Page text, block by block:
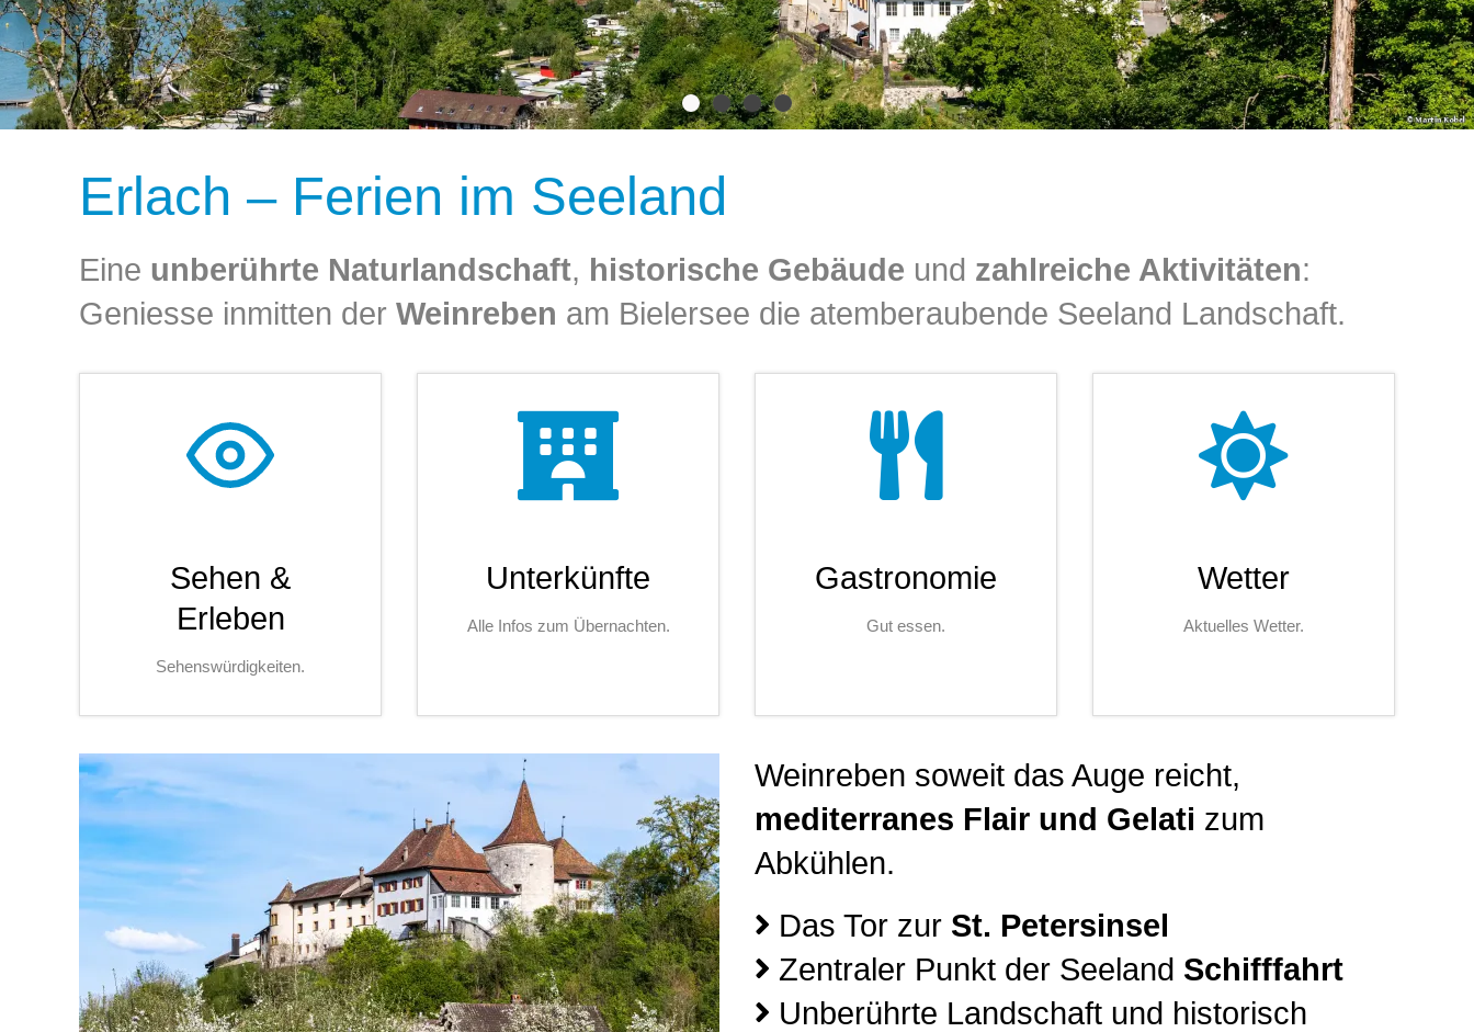
Erlach – Ferien im Seeland
Eine unberührte Naturlandschaft, historische Gebäude und zahlreiche Aktivitäten:
Geniesse inmitten der Weinreben am Bielersee die atemberaubende Seeland Landschaft.
Sehen &
Erleben
Sehenswürdigkeiten.
Unterkünfte
Alle Infos zum Übernachten.
Gastronomie
Gut essen.
Wetter
Aktuelles Wetter.
Weinreben soweit das Auge reicht,
mediterranes Flair und Gelati zum
Abkühlen.
Das Tor zur St. Petersinsel
Zentraler Punkt der Seeland Schifffahrt
Unberührte Landschaft und historisch